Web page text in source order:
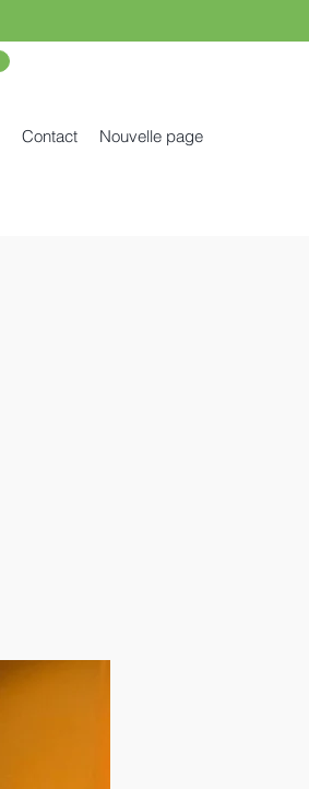
Contact Nouvelle page